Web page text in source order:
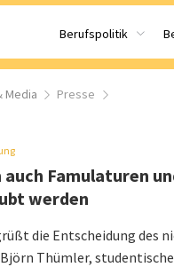
Berufspolitik
Media Presse
Famulaturen
werden
die Entscheidung des
Thümler,